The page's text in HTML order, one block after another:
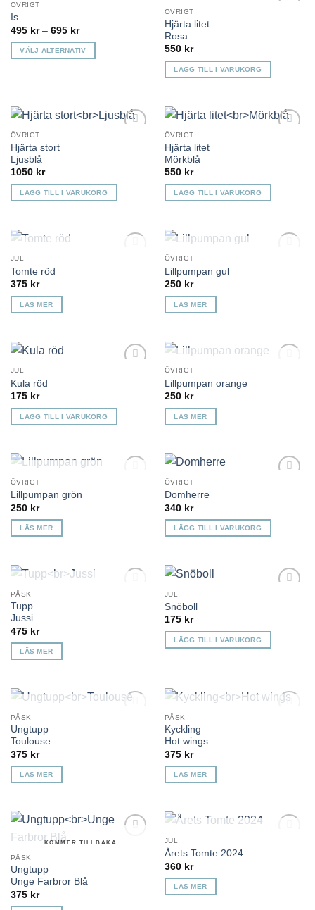
ÖVRIGT
Is
495 kr – 695 krPrisintervall:
till
695 kr
VÄLJ ALTERNATIV
har
varianter.
De
olika
alternativen
kan
på
produktsidan
ÖVRIGT
Hjärta litet
Rosa
550 kr
LÄGG TILL I VARUKORG
ÖVRIGT
Hjärta stort
Ljusblå
1050 kr
LÄGG TILL I VARUKORG
ÖVRIGT
Hjärta litet
Mörkblå
550 kr
LÄGG TILL I VARUKORG
JUL
Tomte röd
375 kr
LÄS MER
ÖVRIGT
Lillpumpan gul
250 kr
LÄS MER
JUL
Kula röd
175 kr
LÄGG TILL I VARUKORG
ÖVRIGT
Lillpumpan orange
250 kr
LÄS MER
ÖVRIGT
Lillpumpan grön
250 kr
LÄS MER
ÖVRIGT
Domherre
340 kr
LÄGG TILL I VARUKORG
PÅSK
Tupp
Jussi
475 kr
LÄS MER
JUL
Snöboll
175 kr
LÄGG TILL I VARUKORG
PÅSK
Ungtupp
Toulouse
375 kr
LÄS MER
PÅSK
Kyckling
Hot wings
375 kr
LÄS MER
Lägg till i
KOMMER TILLBAKA
PÅSK
Ungtupp
Unge Farbror Blå
375 kr
JUL
Årets Tomte 2024
360 kr
LÄS MER